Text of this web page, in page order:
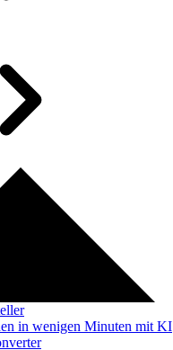
in wenigen Minuten mit KI